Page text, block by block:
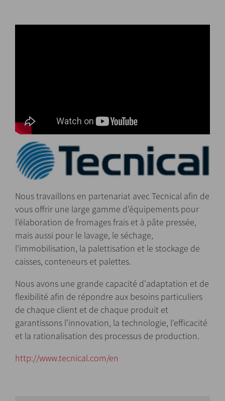
Nous travaillons en partenariat avec Tecnical afin de
vous offrir une large gamme d'équipements pour
l'élaboration de fromages frais et à pâte pressée,
mais aussi pour le lavage, le séchage,
l'immobilisation, la palettisation et le stockage de
caisses, conteneurs et palettes.
Nous avons une grande capacité d'adaptation et de
flexibilité afin de répondre aux besoins particuliers
de chaque client et de chaque produit et
garantissons l'innovation, la technologie, l'efficacité
et la rationalisation des processus de production.
http://www.tecnical.com/en